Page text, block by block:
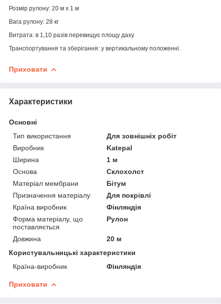
Розмір рулону: 20 м х 1 м
Вага рулону: 28 кг
Витрата: в 1,10 разів перевищує площу даху
Транспортування та зберігання: у вертикальному положенні.
Приховати
Характеристики
Основні
Тип використання
Для зовнішніх робіт
Виробник
Katepal
Ширина
1 м
Основа
Склохолст
Матеріал мембрани
Бітум
Призначення матеріалу
Для покрівлі
Країна виробник
Фінляндія
Форма матеріалу, що
поставляється
Рулон
Довжина
20 м
Користувальницькі характеристики
Країна-виробник
Фінляндія
Приховати